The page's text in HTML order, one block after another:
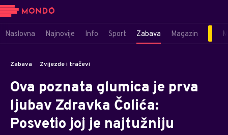
Naslovna Najnovije Info Sport Zabava Magazin
Zabava Zvijezde i tračevi
Ova poznata glumica je prva
ljubav Zdravka Čolića:
Posvetio joj je najtužniju